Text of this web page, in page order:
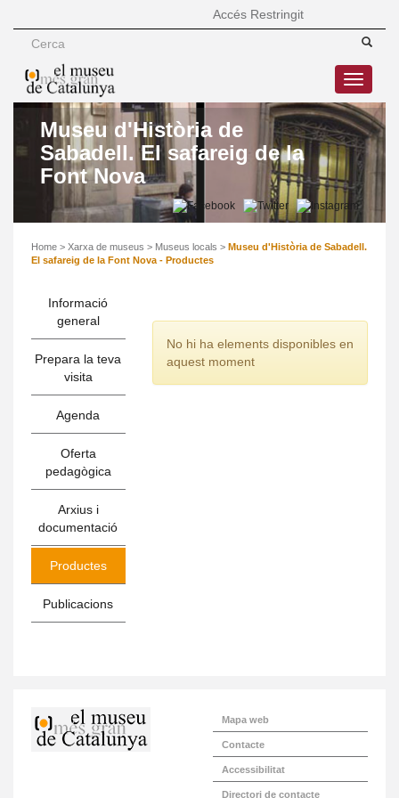
Accés Restringit
Toggle
Museu d'Història de
Sabadell. El safareig de la
Font Nova
Home > Xarxa de museus > Museus locals > Museu d'Història de Sabadell.
El safareig de la Font Nova - Productes
Informació
general
Prepara la teva
visita
Agenda
Oferta
pedagògica
Arxius i
documentació
Productes
Publicacions
No hi ha elements disponibles en
aquest moment
Mapa web
Contacte
Accessibilitat
Directori de contacte